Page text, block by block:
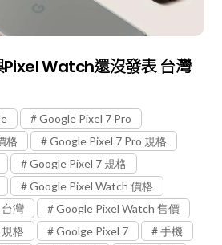
Watch還沒發表 台灣
Google Pixel 7 Pro
格
Google Pixel 7 Pro 規格
Google Pixel 7 規格
Google Pixel Watch 價格
灣
Google Pixel Watch 售價
格
Goolge Pixel 7
手機